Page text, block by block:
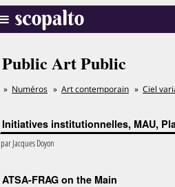
Public Art Public
Numéros Art contemporain Ciel
Initiatives institutionnelles, MAU,
parJacques Doyon
ATSA-FRAG on the Main